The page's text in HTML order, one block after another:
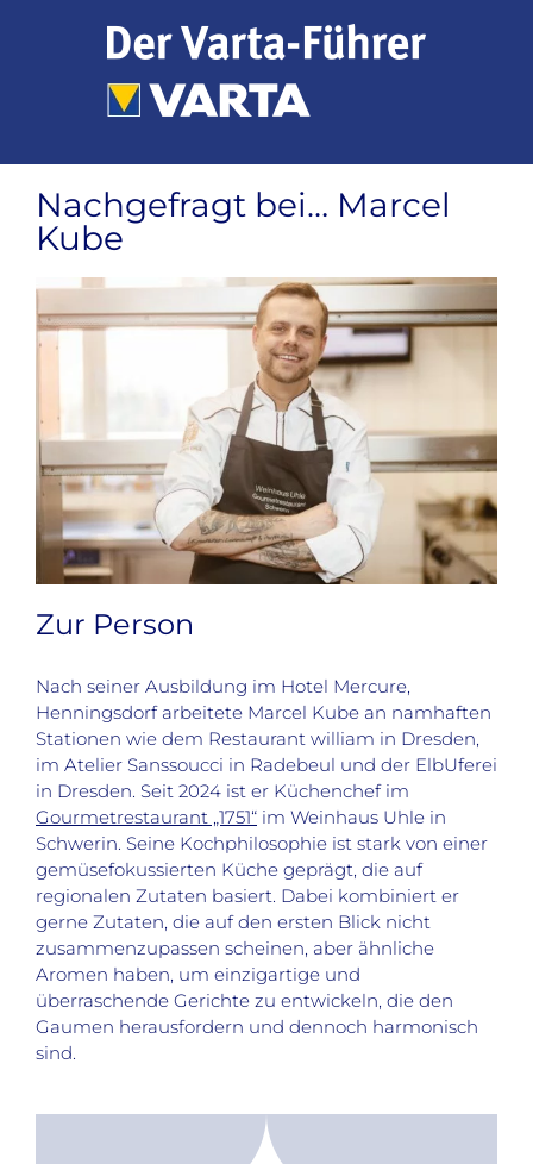
Nachgefragt bei… Marcel
Kube
Zur Person
Nach seiner Ausbildung im Hotel Mercure,
Henningsdorf arbeitete Marcel Kube an namhaften
Stationen wie dem Restaurant william in Dresden,
im Atelier Sanssoucci in Radebeul und der ElbUferei
in Dresden. Seit 2024 ist er Küchenchef im
Gourmetrestaurant „1751“ im Weinhaus Uhle in
Schwerin. Seine Kochphilosophie ist stark von einer
gemüsefokussierten Küche geprägt, die auf
regionalen Zutaten basiert. Dabei kombiniert er
gerne Zutaten, die auf den ersten Blick nicht
zusammenzupassen scheinen, aber ähnliche
Aromen haben, um einzigartige und
überraschende Gerichte zu entwickeln, die den
Gaumen herausfordern und dennoch harmonisch
sind.